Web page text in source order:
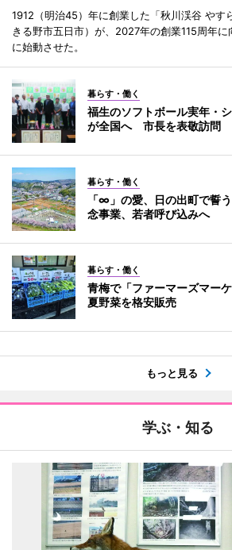
1912（明治45）年に創業した「秋川渓谷 やす
きる野市五日市）が、2027年の創業115周年
に始動させた。
暮らす・働く
福生のソフトボール実年・
が全国へ 市長を表敬訪問
暮らす・働く
「∞」の愛、日の出町で
念事業、若者呼び込みへ
暮らす・働く
青梅で「ファーマーズマー
夏野菜を格安販売
もっと見る
学ぶ・知る